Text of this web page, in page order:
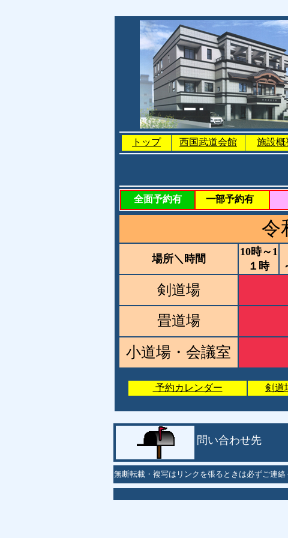
トップ 西国武道会館 施設概
全面予約有 一部予約有
場所＼時間
10時～1
１時
剣道場
畳道場
小道場・会議室
予約カレンダー 剣道
問い合わせ先
無断転載・複写はリンクを張るときは必ずご連絡